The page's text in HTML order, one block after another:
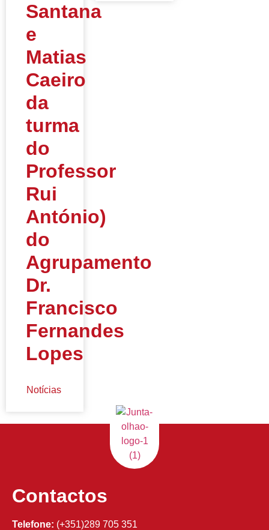
Santana
e
Matias
Caeiro
da
turma
do
Professor
Rui
António)
do
Agrupamento
Dr.
Francisco
Fernandes
Lopes
Notícias
Contactos
Telefone: (+351)289 705 351